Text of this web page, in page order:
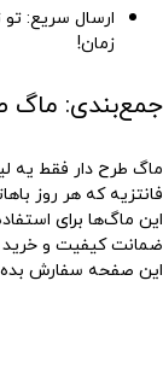
ارسال سریع:
زمان!
جمع‌بندی: ماگ
ماگ طرح دار فقط یه
فانتزیه که هر روز
این ماگ‌ها برای
ضمانت کیفیت و خرید
این صفحه سفارش